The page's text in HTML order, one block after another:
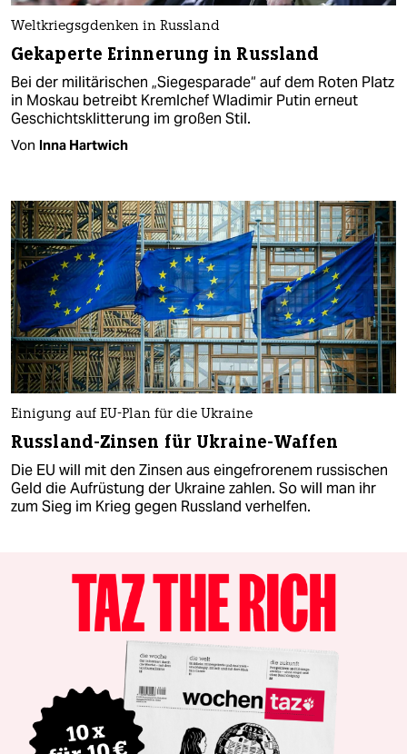
Weltkriegsgdenken in Russland
Gekaperte Erinnerung in Russland
Bei der militärischen „Siegesparade“ auf dem Roten Platz
in Moskau betreibt Kremlchef Wladimir Putin erneut
Geschichtsklitterung im großen Stil.
Von Inna Hartwich
Einigung auf EU-Plan für die Ukraine
Russland-Zinsen für Ukraine-Waffen
Die EU will mit den Zinsen aus eingefrorenem russischen
Geld die Aufrüstung der Ukraine zahlen. So will man ihr
zum Sieg im Krieg gegen Russland verhelfen.